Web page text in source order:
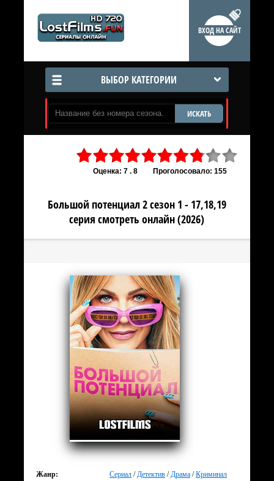
ВХОД НА САЙТ
ВЫБОР КАТЕГОРИИ
ИСКАТЬ
Оценка: 7 . 8 Проголосовало: 155
Большой потенциал 2 сезон 1 - 17,18,19
серия смотреть онлайн (2026)
Жанр: Сериал /Детектив /Драма /Криминал